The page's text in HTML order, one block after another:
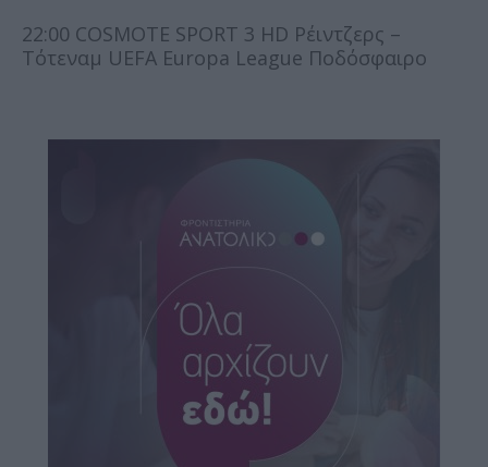
22:00 COSMOTE SPORT 3 HD Ρέιντζερς –
Τότεναμ UEFA Europa League Ποδόσφαιρο